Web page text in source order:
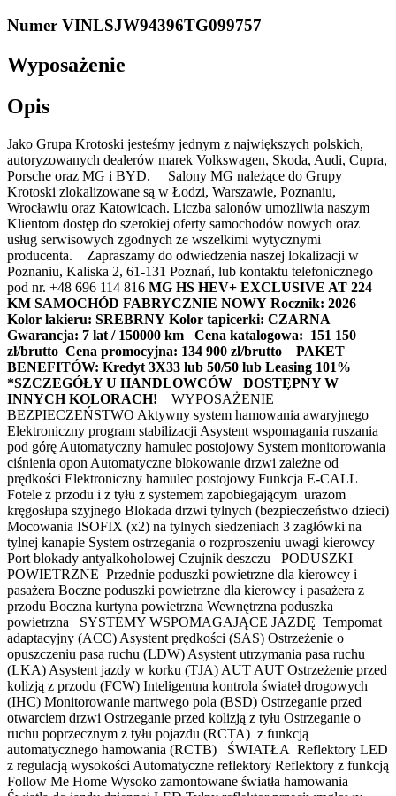
Numer VINLSJW94396TG099757
Wyposażenie
Opis
Jako Grupa Krotoski jesteśmy jednym z największych polskich,
autoryzowanych dealerów marek Volkswagen, Skoda, Audi, Cupra,
Porsche oraz MG i BYD. Salony MG należące do Grupy
Krotoski zlokalizowane są w Łodzi, Warszawie, Poznaniu,
Wrocławiu oraz Katowicach. Liczba salonów umożliwia naszym
Klientom dostęp do szerokiej oferty samochodów nowych oraz
usług serwisowych zgodnych ze wszelkimi wytycznymi
producenta. Zapraszamy do odwiedzenia naszej lokalizacji w
Poznaniu, Kaliska 2, 61-131 Poznań, lub kontaktu telefonicznego
pod nr. +48 696 114 816 MG HS HEV+ EXCLUSIVE AT 224
KM SAMOCHÓD FABRYCZNIE NOWY Rocznik: 2026
Kolor lakieru: SREBRNY Kolor tapicerki: CZARNA
Gwarancja: 7 lat / 150000 km
Cena katalogowa: 151 150
zł/brutto Cena promocyjna: 134 900 zł/brutto
PAKET
BENEFITÓW: Kredyt 3X33 lub 50/50 lub Leasing 101%
*SZCZEGÓŁY U HANDLOWCÓW
DOSTĘPNY W
INNYCH KOLORACH! WYPOSAŻENIE
BEZPIECZEŃSTWO Aktywny system hamowania awaryjnego
Elektroniczny program stabilizacji Asystent wspomagania ruszania
pod górę Automatyczny hamulec postojowy System monitorowania
ciśnienia opon Automatyczne blokowanie drzwi zależne od
prędkości Elektroniczny hamulec postojowy Funkcja E-CALL
Fotele z przodu i z tyłu z systemem zapobiegającym urazom
kręgosłupa szyjnego Blokada drzwi tylnych (bezpieczeństwo dzieci)
Mocowania ISOFIX (x2) na tylnych siedzeniach 3 zagłówki na
tylnej kanapie System ostrzegania o rozproszeniu uwagi kierowcy
Port blokady antyalkoholowej Czujnik deszczu PODUSZKI
POWIETRZNE Przednie poduszki powietrzne dla kierowcy i
pasażera Boczne poduszki powietrzne dla kierowcy i pasażera z
przodu Boczna kurtyna powietrzna Wewnętrzna poduszka
powietrzna SYSTEMY WSPOMAGAJĄCE JAZDĘ Tempomat
adaptacyjny (ACC) Asystent prędkości (SAS) Ostrzeżenie o
opuszczeniu pasa ruchu (LDW) Asystent utrzymania pasa ruchu
(LKA) Asystent jazdy w korku (TJA) AUT AUT Ostrzeżenie przed
kolizją z przodu (FCW) Inteligentna kontrola świateł drogowych
(IHC) Monitorowanie martwego pola (BSD) Ostrzeganie przed
otwarciem drzwi Ostrzeganie przed kolizją z tyłu Ostrzeganie o
ruchu poprzecznym z tyłu pojazdu (RCTA) z funkcją
automatycznego hamowania (RCTB) ŚWIATŁA Reflektory LED
z regulacją wysokości Automatyczne reflektory Reflektory z funkcją
Follow Me Home Wysoko zamontowane światła hamowania